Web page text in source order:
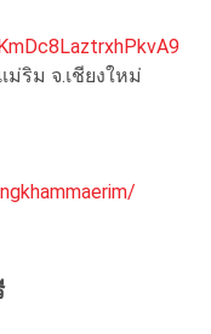
ม่ริม จ.เชียงใหม่